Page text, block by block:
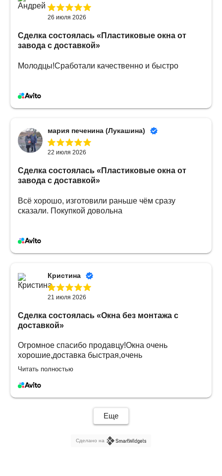
26 июля 2026
Сделка состоялась «Пластиковые окна от
завода с доставкой»
Молодцы!Сработали качественно и быстро
мария печенина (Лукашина)
22 июля 2026
Сделка состоялась «Пластиковые окна от
завода с доставкой»
Всё хорошо, изготовили раньше чём сразу
сказали. Покупкой довольна
Кристина
21 июля 2026
Сделка состоялась «Окна без монтажа с
доставкой»
Огромное спасибо продавцу!Окна очень
хорошие,доставка быстрая,очень
довольны.Будем обращаться еще🤝
Читать полностью
Еще
Сделано на